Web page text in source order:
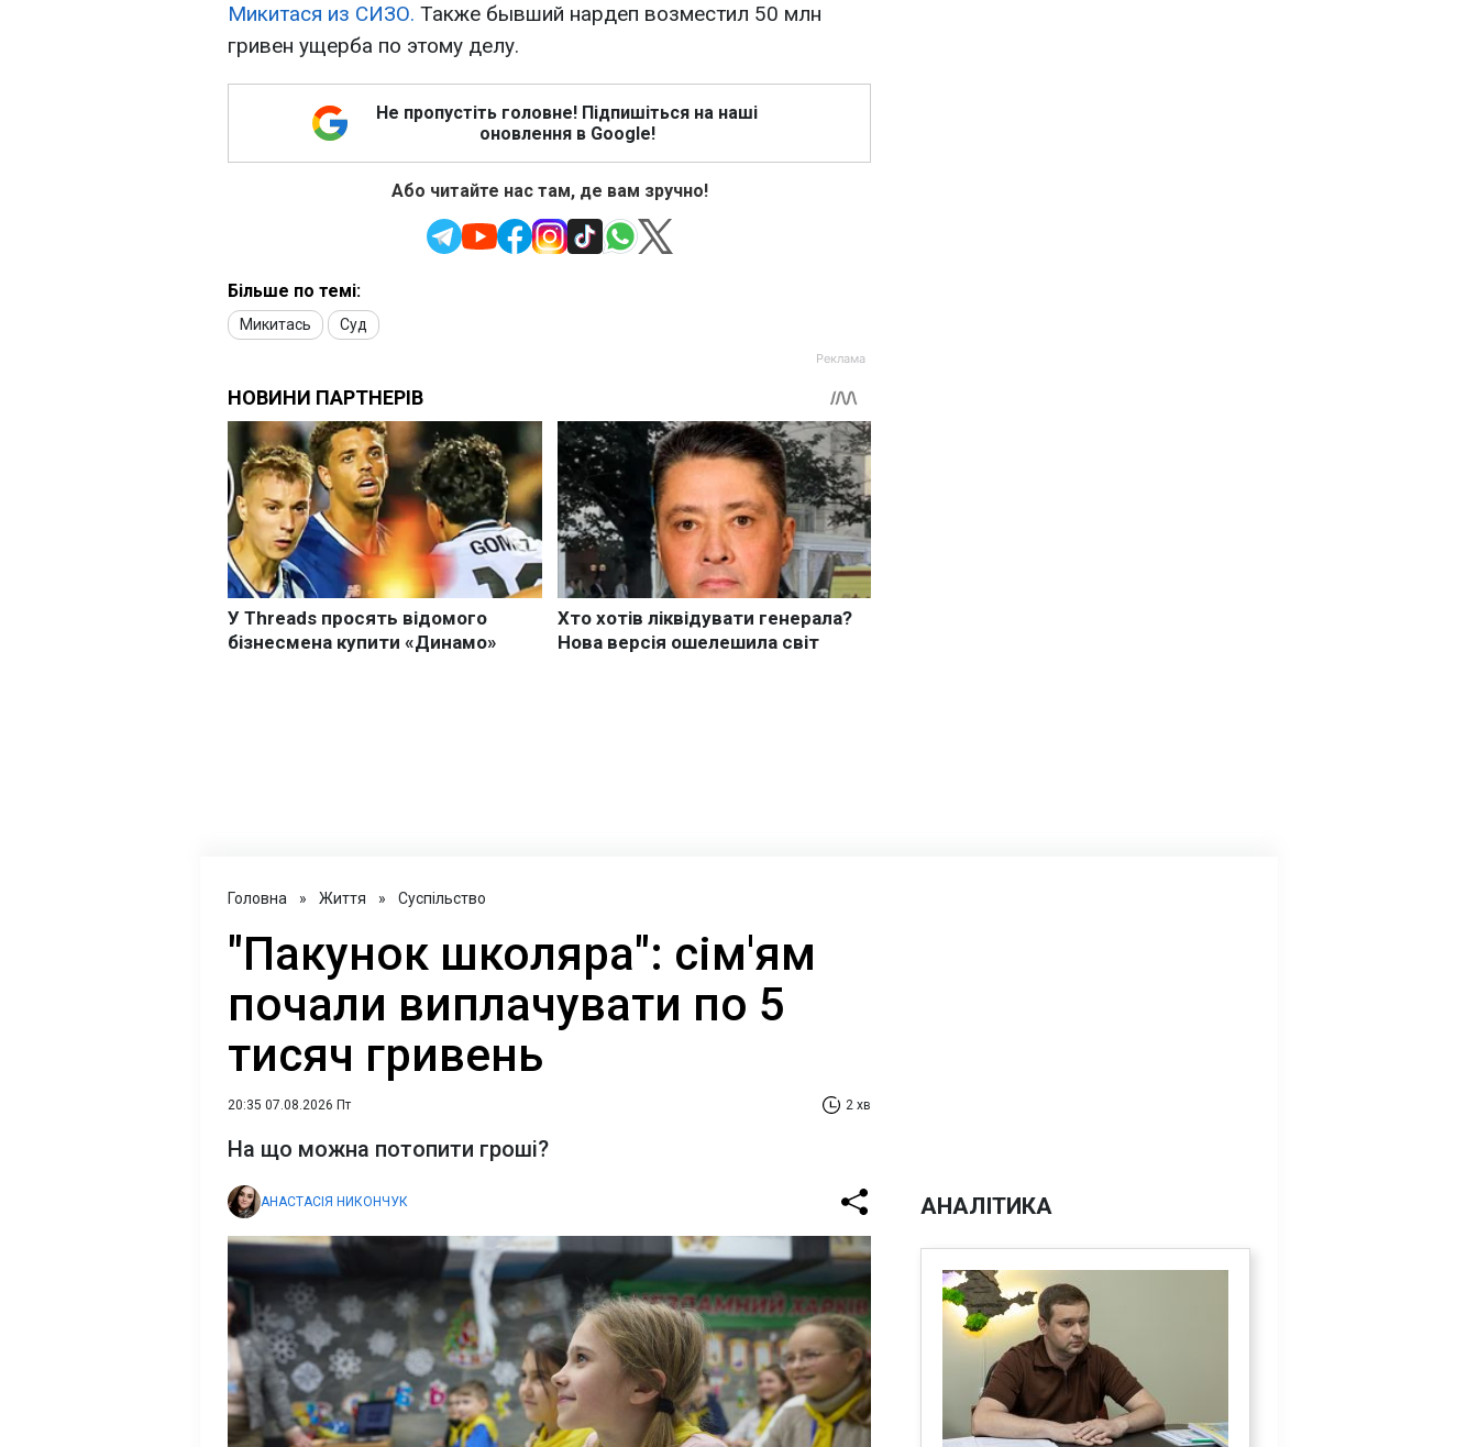
Микитася из СИЗО. Также бывший нардеп возместил 50 млн
гривен ущерба по этому делу.
Не пропустіть головне! Підпишіться на наші
оновлення в Google!
Або читайте нас там, де вам зручно!
Більше по темі:
Микитась Суд
Головна » Життя » Суспільство
"Пакунок школяра": сім'ям
почали виплачувати по 5
тисяч гривень
20:35 07.08.2026 Пт 2 хв
На що можна потопити гроші?
АНАСТАСІЯ НИКОНЧУК АНАЛІТИКА